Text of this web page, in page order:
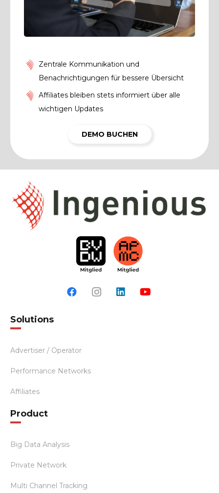
Zentrale Kommunikation und
Benachrichtigungen für bessere Übersicht
Affiliates bleiben stets informiert über alle
wichtigen Updates
DEMO BUCHEN
Solutions
Advertiser / Operator
Performance Networks
Affiliates
Product
Big Data Analysis
Private Network
Multi Channel Tracking